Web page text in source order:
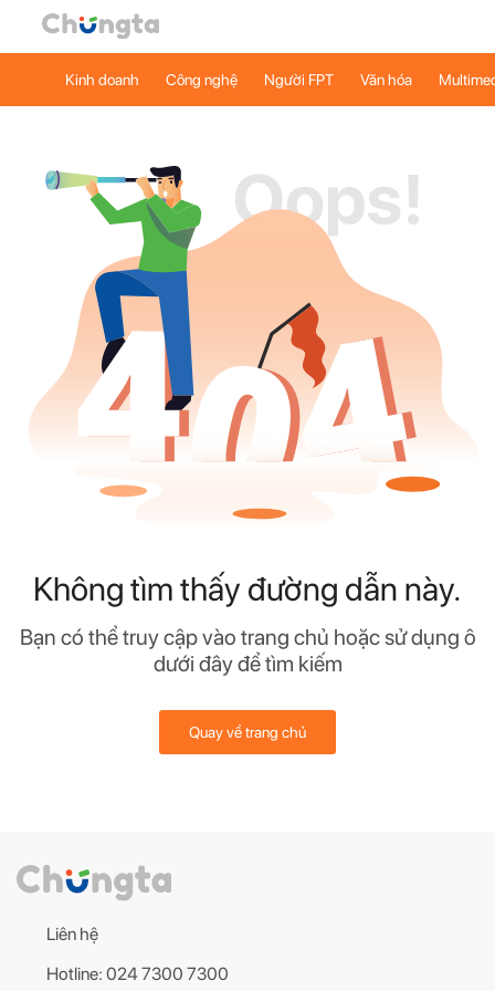
Kinh doanh Công nghệ Người FPT Văn hóa
Không tìm thấy đường dẫn này.
Bạn có thể truy cập vào trang chủ hoặc sử dụng ô
dưới đây để tìm kiếm
Quay về trang chủ
Liên hệ
Hotline: 024 7300 7300